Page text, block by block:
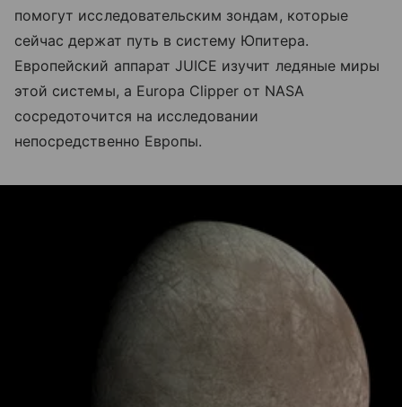
помогут исследовательским зондам, которые
сейчас держат путь в систему Юпитера.
Европейский аппарат JUICE изучит ледяные миры
этой системы, а Europa Clipper от NASA
сосредоточится на исследовании
непосредственно Европы.